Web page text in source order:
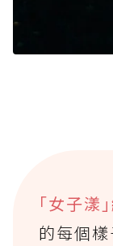
｢女子漾
的每個